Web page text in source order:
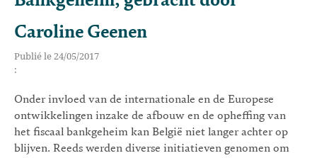
Caroline Geenen
Publié le 24/05/2017
:
Onder invloed van de internationale en de Europese
ontwikkelingen inzake de afbouw en de opheffing van
het fiscaal bankgeheim kan België niet langer achter op
blijven. Reeds werden diverse initiatieven genomen om